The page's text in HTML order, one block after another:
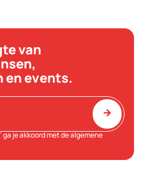
van
events.
arrow_forward
ga je akkoord met dealgemene